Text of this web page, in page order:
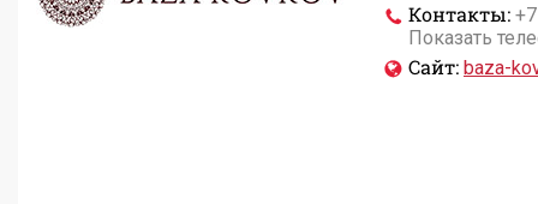
Контакты:
Показать
Сайт: baza-